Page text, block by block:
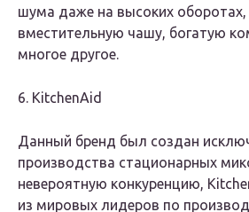
шума даже на высоких
вместительную чашу, богатую
многое другое.
6. KitchenAid
Данный бренд был создан
производства стационарных
невероятную конкуренцию,
из мировых лидеров по